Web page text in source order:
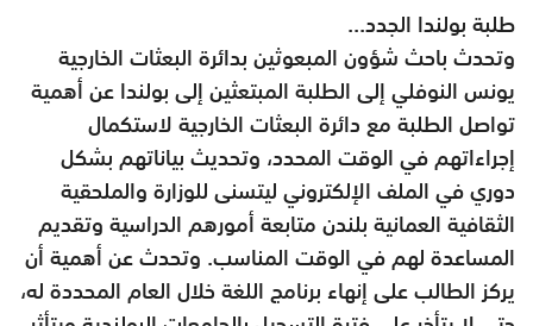
طلبة بولندا الجدد...
وتحدث باحث شؤون المبعوثين بدائرة البعثات الخارجية
يونس النوفلي إلى الطلبة المبتعثين إلى بولندا عن أهمية
تواصل الطلبة مع دائرة البعثات الخارجية لاستكمال
إجراءاتهم في الوقت المحدد، وتحديث بياناتهم بشكل
دوري في الملف الإلكتروني ليتسنى للوزارة والملحقية
الثقافية العمانية بلندن متابعة أمورهم الدراسية وتقديم
المساعدة لهم في الوقت المناسب. وتحدث عن أهمية أن
يركز الطالب على إنهاء برنامج اللغة خلال العام المحددة له،